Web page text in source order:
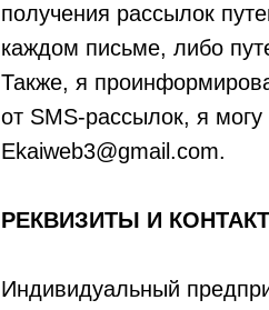
получения рассылок
каждом письме, либо
Также, я
от SMS-рассылок, я
Ekaiweb3@gmail.com.
РЕКВИЗИТЫ И
Индивидуальный